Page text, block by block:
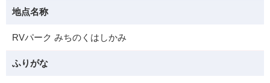
地点名称
RVパーク みちのくはしかみ
ふりがな